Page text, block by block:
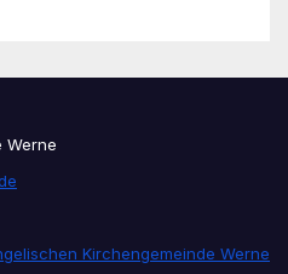
Werne
Kirchengemeinde Werne